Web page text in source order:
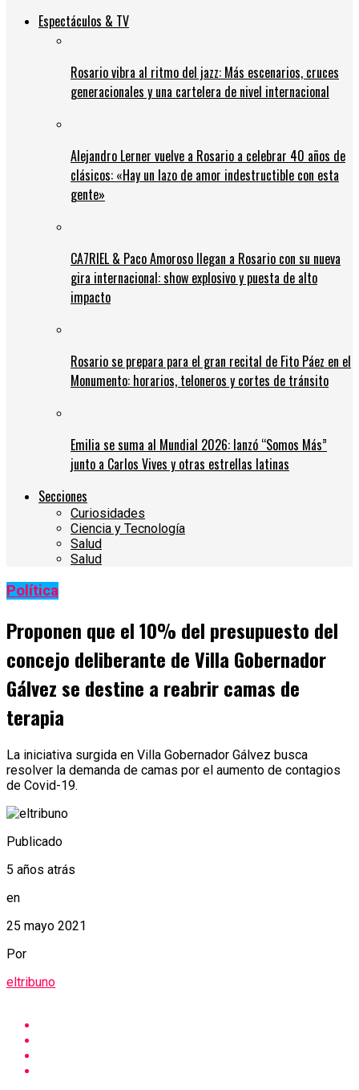
Espectáculos & TV
Rosario vibra al ritmo del jazz: Más escenarios, cruces
generacionales y una cartelera de nivel internacional
Alejandro Lerner vuelve a Rosario a celebrar 40 años de
clásicos: «Hay un lazo de amor indestructible con esta
gente»
CA7RIEL & Paco Amoroso llegan a Rosario con su nueva
gira internacional: show explosivo y puesta de alto
impacto
Rosario se prepara para el gran recital de Fito Páez en el
Monumento: horarios, teloneros y cortes de tránsito
Emilia se suma al Mundial 2026: lanzó “Somos Más”
junto a Carlos Vives y otras estrellas latinas
Secciones
Curiosidades
Ciencia y Tecnología
Salud
Salud
Política
Proponen que el 10% del presupuesto del
concejo deliberante de Villa Gobernador
Gálvez se destine a reabrir camas de
terapia
La iniciativa surgida en Villa Gobernador Gálvez busca
resolver la demanda de camas por el aumento de contagios
de Covid-19.
Publicado
5 años atrás
en
25 mayo 2021
Por
eltribuno